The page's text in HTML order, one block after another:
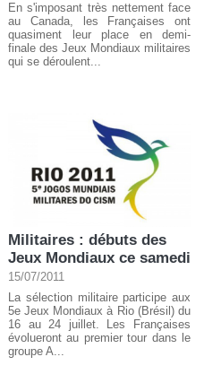
En s'imposant très nettement face
au Canada, les Françaises ont
quasiment leur place en demi-
finale des Jeux Mondiaux militaires
qui se déroulent...
Militaires : débuts des
Jeux Mondiaux ce samedi
15/07/2011
La sélection militaire participe aux
5e Jeux Mondiaux à Rio (Brésil) du
16 au 24 juillet. Les Françaises
évolueront au premier tour dans le
groupe A...